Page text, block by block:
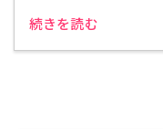
続きを読む